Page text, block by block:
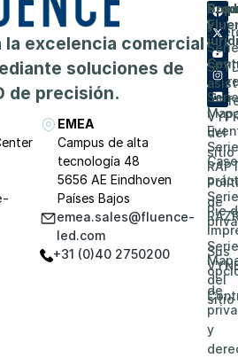
excelencia comercial
soluciones de
de precisión.
EMEA
Campus de alta
tecnología 48
5656 AE Eindhoven
Países Bajos
emea.sales@fluence-
led.com
+31 (0)40 2750200
Serie
Serie
Serie
Serie
Serie
de
Pie
del
sitio
y
del
sitio
de
Sus
de
y